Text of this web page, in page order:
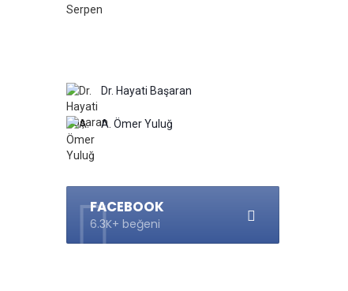
Dr. Hayati Başaran
A. Ömer Yuluğ
FACEBOOK
6.3K+ beğeni